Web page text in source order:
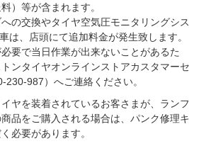
）等が含まれます。
の交換やタイヤ空気圧モニタリングシス
は、店頭にて追加料金が発生致します。
要で当日作業が出来ないことがあるた
ンタイヤオンラインストアカスタマーセ
230-987）へご連絡ください。
ヤを装着されているお客さまが、ランフ
品をご購入される場合は、パンク修理キ
必要があります。